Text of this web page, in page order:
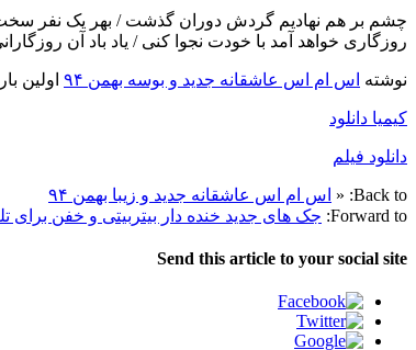
چشم بر هم نهادیم گردش دوران گذشت / بهر یک نفر
روزگاری خواهد آمد با خودت نجوا کنی / یاد باد آن
نوشته اس ام اس عاشقانه جدید و بوسه بهمن ۹۴ اولین
کیمیا دانلود
دانلود فیلم
Back to:
« اس ام اس عاشقانه جدید و زیبا بهمن ۹۴
Forward to: جک های جدید خنده دار بیتربیتی و خفن برای
Send this article to your social site